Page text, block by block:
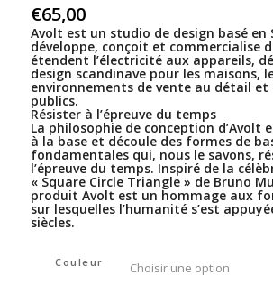
€65,00
Avolt est un studio de design basé en
développe, conçoit et commercialise
étendent l’électricité aux appareils,
design scandinave pour les maisons,
environnements de vente au détail et
publics.
Résister à l’épreuve du temps
La philosophie de conception d’Avolt
à la base et découle des formes de
fondamentales qui, nous le savons,
l’épreuve du temps. Inspiré de la
« Square Circle Triangle » de Bruno
produit Avolt est un hommage aux
sur lesquelles l’humanité s’est
siècles.
Couleur